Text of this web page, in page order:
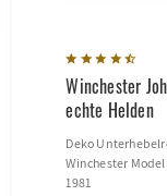
Winchester
echte Helden
Deko
Winchester Model
1981